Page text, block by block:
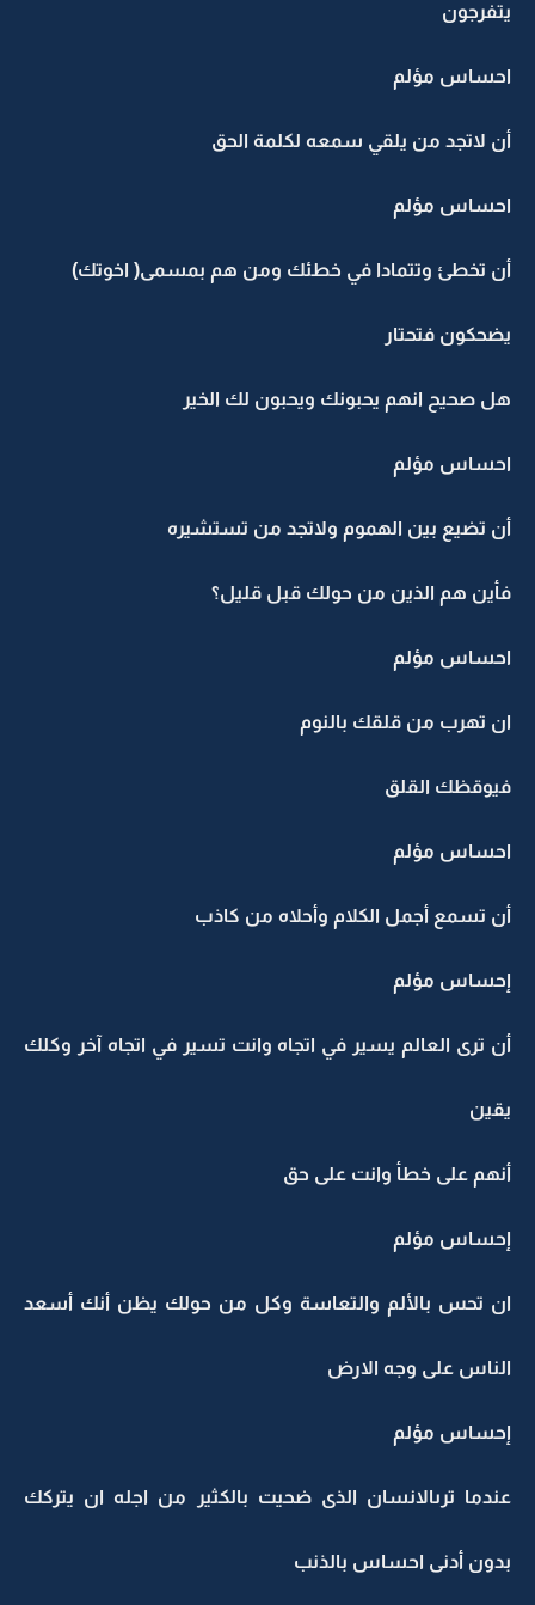
يتفرجون
احساس مؤلم
أن لاتجد من يلقي سمعه لكلمة الحق
احساس مؤلم
أن تخطئ وتتمادا في خطئك ومن هم بمسمى( اخوتك)
يضحكون فتحتار
هل صحيح انهم يحبونك ويحبون لك الخير
احساس مؤلم
أن تضيع بين الهموم ولاتجد من تستشيره
فأين هم الذين من حولك قبل قليل؟
احساس مؤلم
ان تهرب من قلقك بالنوم
فيوقظك القلق
احساس مؤلم
أن تسمع أجمل الكلام وأحلاه من كاذب
إحساس مؤلم
أن ترى العالم يسير في اتجاه وانت تسير في اتجاه آخر وكلك
يقين
أنهم على خطأ وانت على حق
إحساس مؤلم
ان تحس بالألم والتعاسة وكل من حولك يظن أنك أسعد
الناس على وجه الارض
إحساس مؤلم
عندما ترىالانسان الذى ضحيت بالكثير من اجله ان يتركك
بدون أدنى احساس بالذنب